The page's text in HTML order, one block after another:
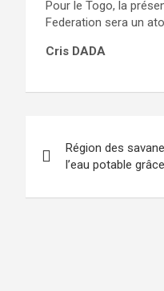
Pour le Togo, la
Federation sera un
Cris DADA
de
l’article
Région des
l’eau potable